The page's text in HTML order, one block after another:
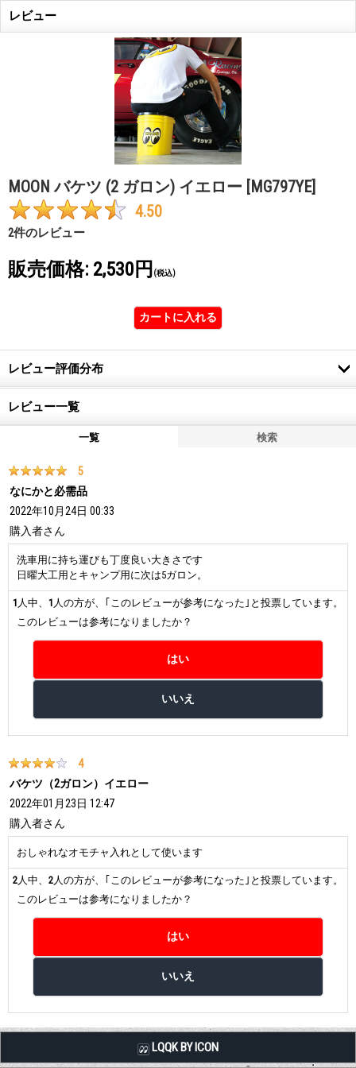
レビュー
MOON バケツ (2 ガロン) イエロー [MG797YE]
4.50
2件のレビュー
販売価格: 2,530円 (税込)
レビュー評価分布
レビュー一覧
一覧 検索
5
なにかと必需品
2022年10月24日 00:33
購入者さん
洗車用に持ち運びも丁度良い大きさです
日曜大工用とキャンプ用に次は5ガロン。
1 人中、 1 人の方が、｢このレビューが参考になった｣と投票しています。
このレビューは参考になりましたか？
4
バケツ（2ガロン）イエロー
2022年01月23日 12:47
購入者さん
おしゃれなオモチャ入れとして使います
2人中、 2人の方が、｢このレビューが参考になった｣と投票しています。
このレビューは参考になりましたか？
LQQK BY ICON